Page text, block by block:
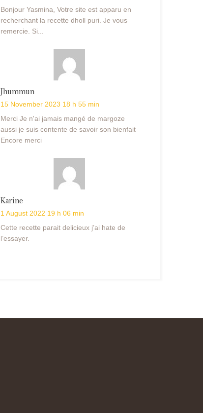
Bonjour Yasmina, Votre site est apparu en
recherchant la recette dholl puri. Je vous
remercie. Si...
Jhummun
15 November 2023 18 h 55 min
Merci Je n'ai jamais mangé de margoze
aussi je suis contente de savoir son bienfait
Encore merci
Karine
1 August 2022 19 h 06 min
Cette recette parait delicieux j’ai hate de
l’essayer.